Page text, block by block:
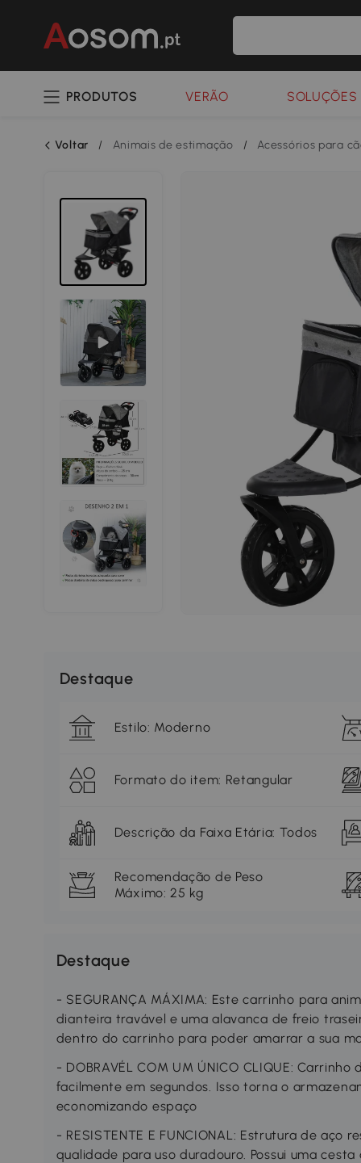
PRODUTOS VERÃO SOLUÇÕES
Voltar / Animais de estimação / Acessórios para
Destaque
Estilo: Moderno
Formato do item: Retangular
Descrição da Faixa Etária: Todos
Recomendação de Peso
Máximo: 25 kg
Destaque
- SEGURANÇA MÁXIMA: Este carrinho para
dianteira travável e uma alavanca de freio
dentro do carrinho para poder amarrar a sua
- DOBRAVÉL COM UM ÚNICO CLIQUE:
facilmente em segundos. Isso torna o
economizando espaço
- RESISTENTE E FUNCIONAL: Estrutura de
qualidade para uso duradouro. Possui uma